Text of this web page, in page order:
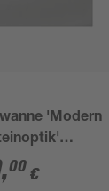
'Modern
80 x 120 x 4
,00 €